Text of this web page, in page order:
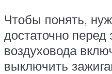
Чтобы понять,
достаточно перед
воздуховода
выключить